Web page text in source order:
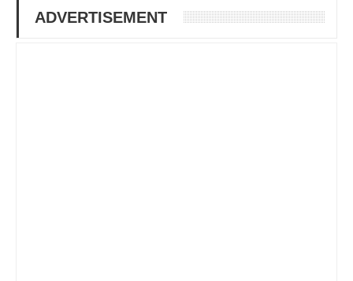
ADVERTISEMENT